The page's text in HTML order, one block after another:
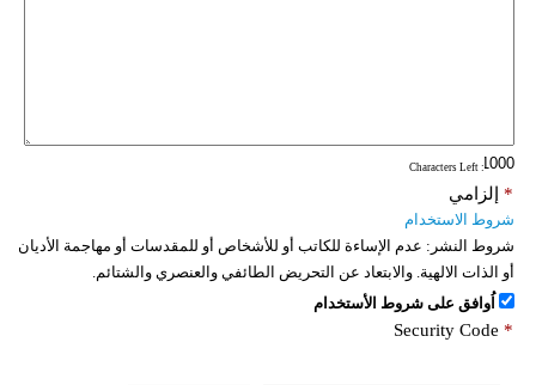
: Characters Left
إلزامي *
شروط الاستخدام
شروط النشر: عدم الإساءة للكاتب أو للأشخاص أو للمقدسات أو مهاجمة الأديان
أو الذات الالهية. والابتعاد عن التحريض الطائفي والعنصري والشتائم.
اُوافق على شروط الأستخدام
Security Code *